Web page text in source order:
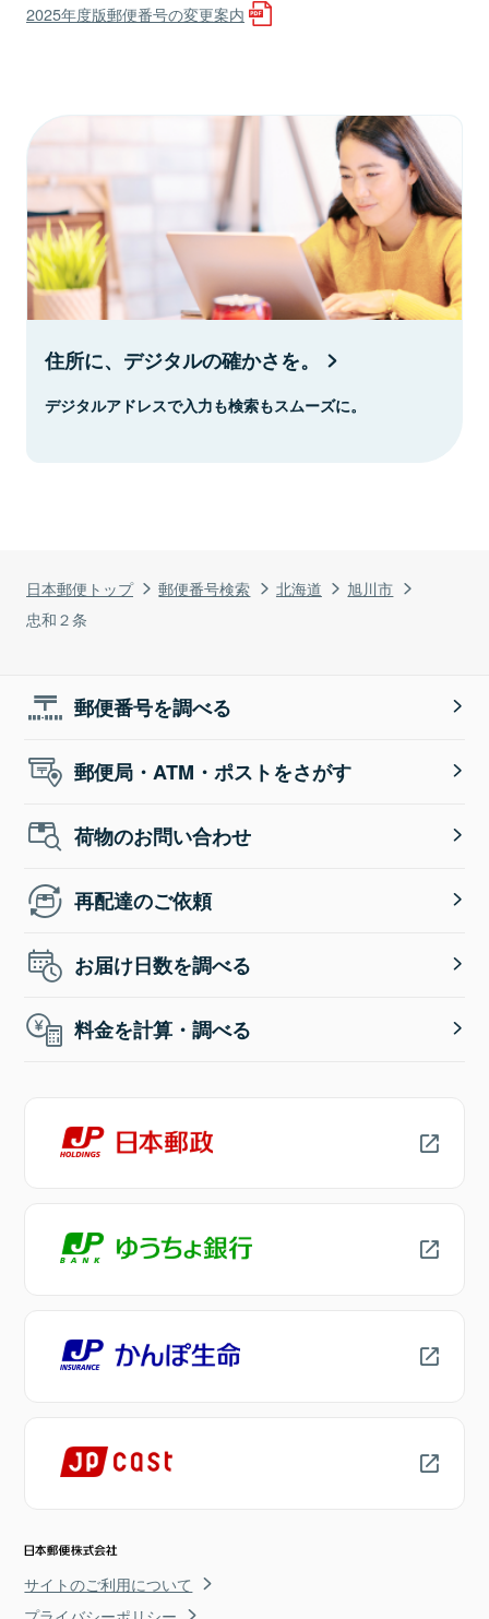
日本郵便トップ 郵便番号検索 北海道
旭川市
忠和２条
2025年度版郵便番号の変更案内
住所に、デジタルの確かさを。
デジタルアドレスで入力も検索もスムーズに。
郵便番号を調べる
郵便局・ATM・ポストをさがす
荷物のお問い合わせ
再配達のご依頼
お届け日数を調べる
料金を計算・調べる
サイトのご利用について